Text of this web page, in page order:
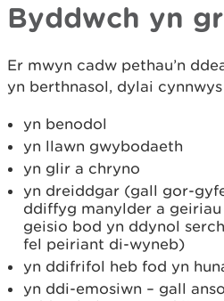
Byddwch yn
Er mwyn cadw pethau’n
yn berthnasol, dylai
yn benodol
yn llawn gwybodaeth
yn glir a chryno
yn dreiddgar (gall gor-
ddiffyg manylder a
geisio bod yn ddynol
fel peiriant di-wyneb)
yn ddifrifol heb fod yn
yn ddi-emosiwn – gall